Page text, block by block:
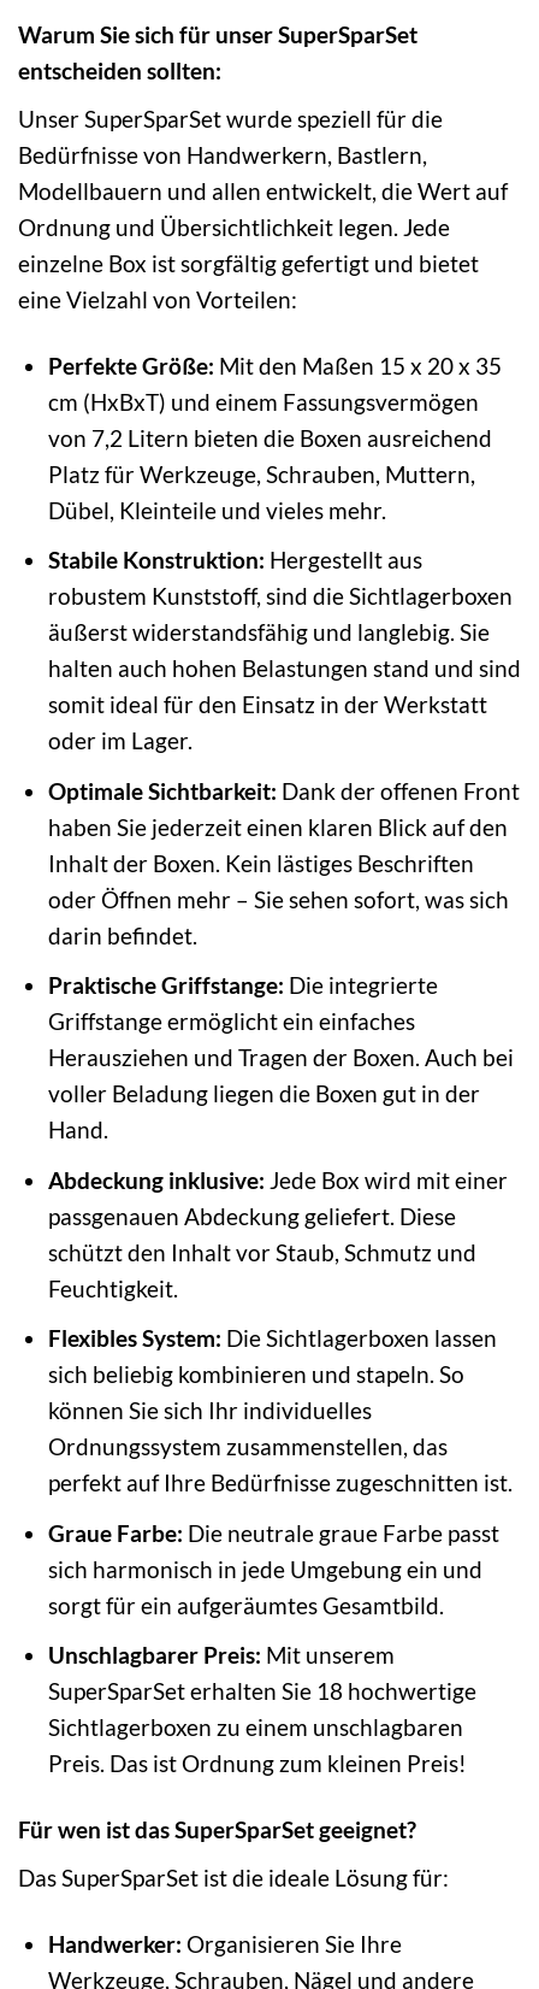
Warum Sie sich für unser SuperSparSet
entscheiden sollten:
Unser SuperSparSet wurde speziell für die
Bedürfnisse von Handwerkern, Bastlern,
Modellbauern und allen entwickelt, die Wert auf
Ordnung und Übersichtlichkeit legen. Jede
einzelne Box ist sorgfältig gefertigt und bietet
eine Vielzahl von Vorteilen:
Perfekte Größe: Mit den Maßen 15 x 20 x 35
cm (HxBxT) und einem Fassungsvermögen
von 7,2 Litern bieten die Boxen ausreichend
Platz für Werkzeuge, Schrauben, Muttern,
Dübel, Kleinteile und vieles mehr.
Stabile Konstruktion: Hergestellt aus
robustem Kunststoff, sind die Sichtlagerboxen
äußerst widerstandsfähig und langlebig. Sie
halten auch hohen Belastungen stand und sind
somit ideal für den Einsatz in der Werkstatt
oder im Lager.
Optimale Sichtbarkeit: Dank der offenen Front
haben Sie jederzeit einen klaren Blick auf den
Inhalt der Boxen. Kein lästiges Beschriften
oder Öffnen mehr – Sie sehen sofort, was sich
darin befindet.
Praktische Griffstange: Die integrierte
Griffstange ermöglicht ein einfaches
Herausziehen und Tragen der Boxen. Auch bei
voller Beladung liegen die Boxen gut in der
Hand.
Abdeckung inklusive: Jede Box wird mit einer
passgenauen Abdeckung geliefert. Diese
schützt den Inhalt vor Staub, Schmutz und
Feuchtigkeit.
Flexibles System: Die Sichtlagerboxen lassen
sich beliebig kombinieren und stapeln. So
können Sie sich Ihr individuelles
Ordnungssystem zusammenstellen, das
perfekt auf Ihre Bedürfnisse zugeschnitten ist.
Graue Farbe: Die neutrale graue Farbe passt
sich harmonisch in jede Umgebung ein und
sorgt für ein aufgeräumtes Gesamtbild.
Unschlagbarer Preis: Mit unserem
SuperSparSet erhalten Sie 18 hochwertige
Sichtlagerboxen zu einem unschlagbaren
Preis. Das ist Ordnung zum kleinen Preis!
Für wen ist das SuperSparSet geeignet?
Das SuperSparSet ist die ideale Lösung für:
Handwerker: Organisieren Sie Ihre
Werkzeuge, Schrauben, Nägel und andere